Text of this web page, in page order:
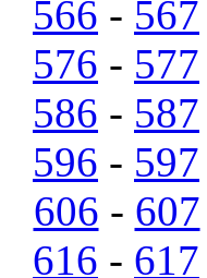
566 - 567
576 - 577
586 - 587
596 - 597
606 - 607
616 - 617